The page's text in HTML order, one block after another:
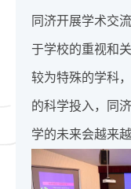
同济开展学术交
于学校的重视和
较为特殊的学科
的科学投入，同
学的未来会越来越